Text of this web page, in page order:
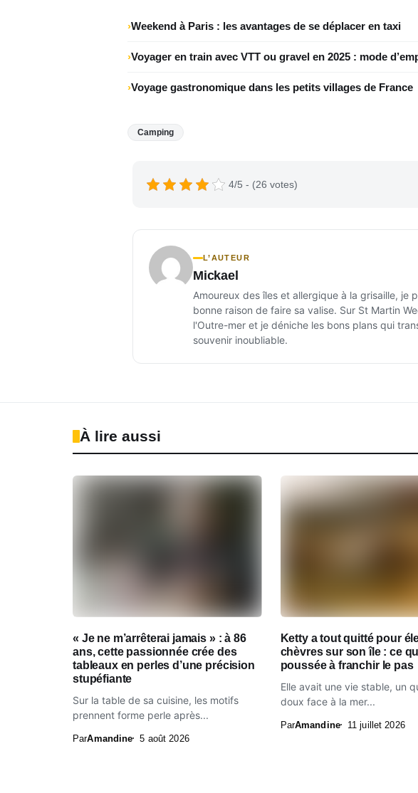
Weekend à Paris : les avantages de se déplacer en taxi
Voyager en train avec VTT ou gravel en 2025 : mode
Voyage gastronomique dans les petits villages de France
Camping
4/5 - (26 votes)
L’AUTEUR
Mickael
Amoureux des îles et allergique à la grisaille, je
bonne raison de faire sa valise. Sur St Martin
l'Outre-mer et je déniche les bons plans qui
souvenir inoubliable.
À lire aussi
« Je ne m’arrêterai jamais » : à 86
ans, cette passionnée crée des
tableaux en perles d’une précision
stupéfiante
Sur la table de sa cuisine, les motifs
prennent forme perle après...
ParAmandine 5 août 2026
Ketty a tout quitté pour
chèvres sur son île : ce
poussée à franchir le pas
Elle avait une vie stable, un
doux face à la mer...
ParAmandine 11 juillet 2026